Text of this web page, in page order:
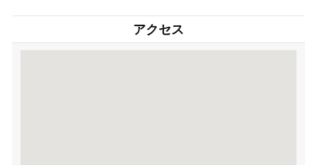
アクセス